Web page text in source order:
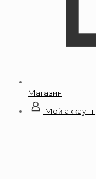
Магазин
Мой аккаунт